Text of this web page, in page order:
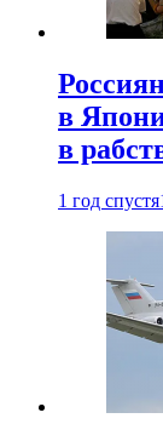
в
в
1 год спустя